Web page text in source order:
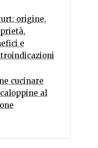
origine,
e
cucinare
al